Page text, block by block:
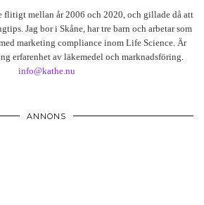
flitigt mellan år 2006 och 2020, och gillade då att
Jag bor i Skåne, har tre barn och arbetar som
marketing compliance inom Life Science. Är
erfarenhet av läkemedel och marknadsföring.
info@kathe.nu
ANNONS